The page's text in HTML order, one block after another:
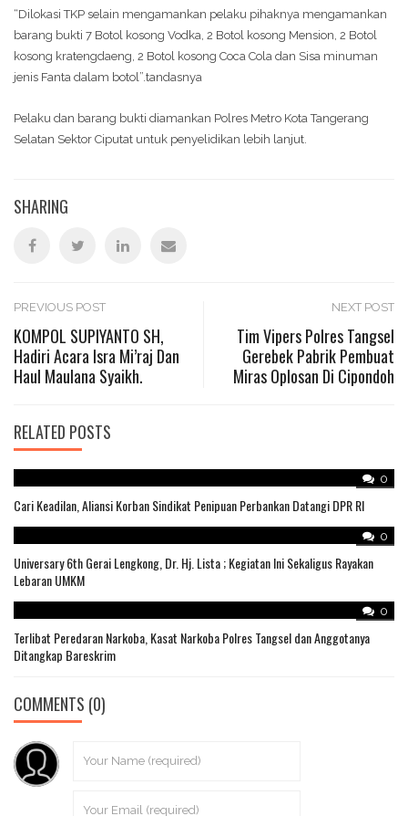
“Dilokasi TKP selain mengamankan pelaku pihaknya mengamankan
barang bukti 7 Botol kosong Vodka, 2 Botol kosong Mension, 2 Botol
kosong kratengdaeng, 2 Botol kosong Coca Cola dan Sisa minuman
jenis Fanta dalam botol”.tandasnya
Pelaku dan barang bukti diamankan Polres Metro Kota Tangerang
Selatan Sektor Ciputat untuk penyelidikan lebih lanjut.
SHARING
Post
navigation
PREVIOUS POST
KOMPOL SUPIYANTO SH,
Hadiri Acara Isra Mi’raj Dan
Haul Maulana Syaikh.
NEXT POST
Tim Vipers Polres Tangsel
Gerebek Pabrik Pembuat
Miras Oplosan Di Cipondoh
RELATED POSTS
0
Cari Keadilan, Aliansi Korban Sindikat Penipuan Perbankan Datangi DPR RI
0
Universary 6th Gerai Lengkong, Dr. Hj. Lista ; Kegiatan Ini Sekaligus Rayakan
Lebaran UMKM
0
Terlibat Peredaran Narkoba, Kasat Narkoba Polres Tangsel dan Anggotanya
Ditangkap Bareskrim
COMMENTS (0)